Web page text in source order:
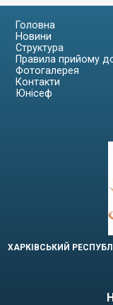
Головна
Новини
Структура
Правила прийому
Фотогалерея
Контакти
Юнісеф
ХАРКІВСЬКИЙ